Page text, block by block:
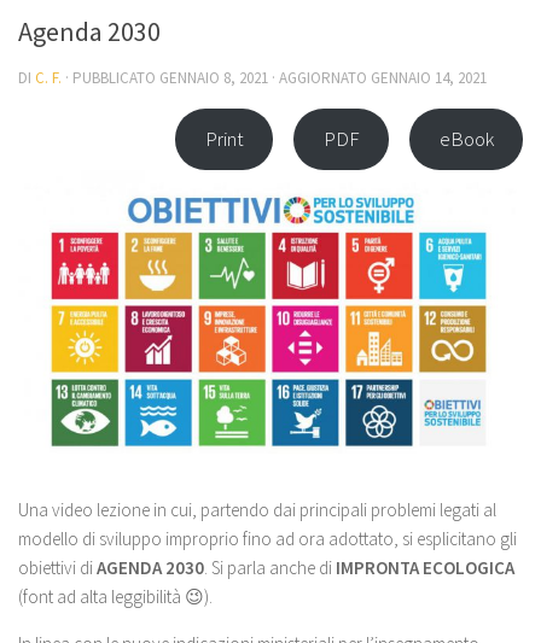
Agenda 2030
DI C. F. · PUBBLICATO GENNAIO 8, 2021 · AGGIORNATO GENNAIO 14, 2021
Print PDF eBook
Una video lezione in cui, partendo dai principali problemi legati al
modello di sviluppo improprio fino ad ora adottato, si esplicitano gli
obiettivi diAGENDA 2030. Si parla anche di IMPRONTA ECOLOGICA
(font ad alta leggibilità 😉).